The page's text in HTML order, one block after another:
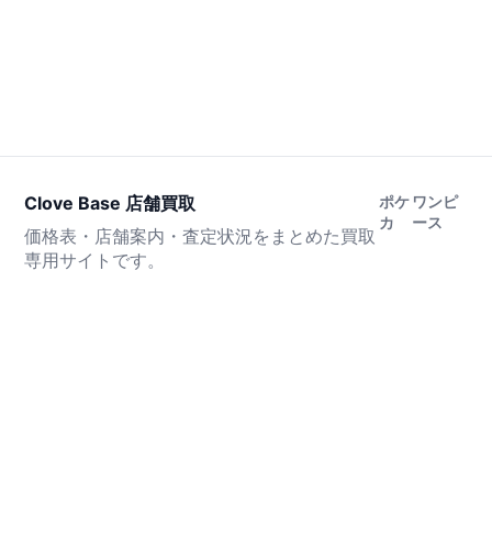
Clove Base 店舗買取
価格表・店舗案内・査定状況をまとめた買取
専用サイトです。
ポケ
カ
ワンピ
ース